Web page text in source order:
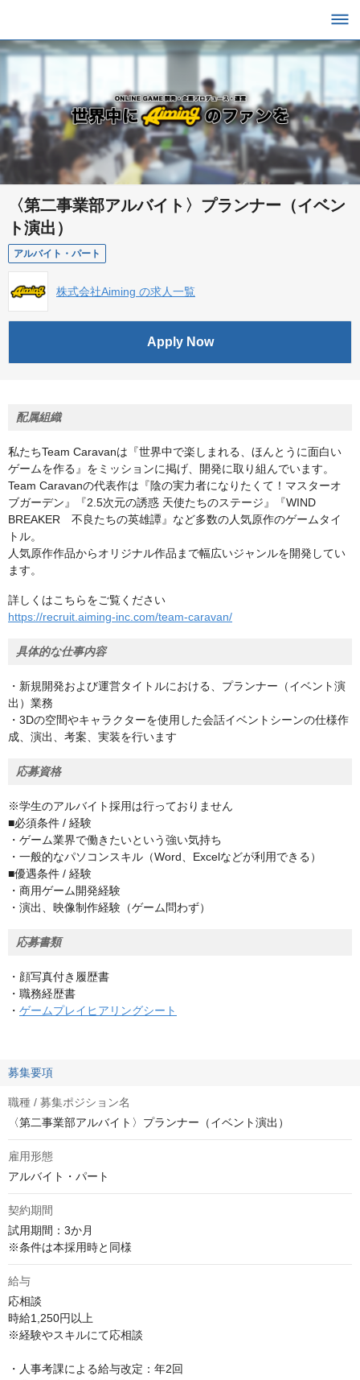
〈第二事業部アルバイト〉プランナー（イベン
ト演出）
アルバイト・パート
株式会社Aiming の求人一覧
Apply Now
配属組織
私たちTeam Caravanは『世界中で楽しまれる、ほんとうに面白い
ゲームを作る』をミッションに掲げ、開発に取り組んでいます。
Team Caravanの代表作は『陰の実力者になりたくて！マスターオ
ブガーデン』『2.5次元の誘惑 天使たちのステージ』『WIND
BREAKER 不良たちの英雄譚』など多数の人気原作のゲームタイ
トル。
人気原作作品からオリジナル作品まで幅広いジャンルを開発してい
ます。
詳しくはこちらをご覧ください
https://recruit.aiming-inc.com/team-caravan/
具体的な仕事内容
・新規開発および運営タイトルにおける、プランナー（イベント演
出）業務
・3Dの空間やキャラクターを使用した会話イベントシーンの仕様作
成、演出、考案、実装を行います
応募資格
※学生のアルバイト採用は行っておりません
■必須条件 / 経験
・ゲーム業界で働きたいという強い気持ち
・一般的なパソコンスキル（Word、Excelなどが利用できる）
■優遇条件 / 経験
・商用ゲーム開発経験
・演出、映像制作経験（ゲーム問わず）
応募書類
・顔写真付き履歴書
・職務経歴書
・ ゲームプレイヒアリングシート
募集要項
職種 / 募集ポジション名
〈第二事業部アルバイト〉プランナー（イベント演出）
雇用形態
アルバイト・パート
契約期間
試用期間：3か月
※条件は本採用時と同様
給与
応相談
時給1,250円以上
※経験やスキルにて応相談
・人事考課による給与改定：年2回